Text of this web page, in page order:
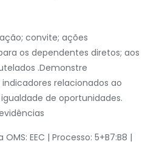
convite; ações
os dependentes diretos; aos
.Demonstre
relacionados ao
de oportunidades.
EEC | Processo: 5+B7:B8 |